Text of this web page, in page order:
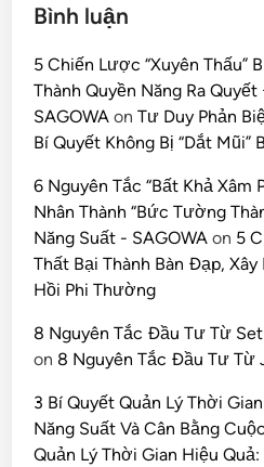
Bình luận
5 Chiến Lược “Xuyên Thấu”
Thành Quyền Năng Ra
SAGOWA onTư Duy Phản
Bí Quyết Không Bị “Dắt Mũi”
6 Nguyên Tắc “Bất Khả Xâm
Nhân Thành “Bức Tường
Năng Suất - SAGOWA on 5
Thất Bại Thành Bàn Đạp,
Hồi Phi Thường
8 Nguyên Tắc Đầu Tư Từ
on 8 Nguyên Tắc Đầu Tư Từ
3 Bí Quyết Quản Lý Thời
Năng Suất Và Cân Bằng
Quản Lý Thời Gian Hiệu